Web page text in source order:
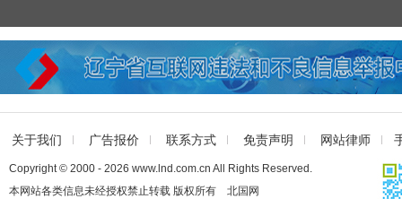
关于我们 广告报价 联系方式 免责声明 网站律师
Copyright © 2000 - 2026 www.lnd.com.cn All Rights Reserved.
本网站各类信息未经授权禁止转载 版权所有 北国网